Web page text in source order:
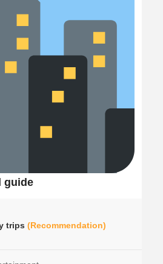
guide
trips (Recommendation)